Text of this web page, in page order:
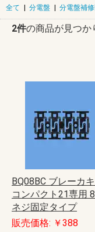
全て | 分電盤 | 分電盤補
2件の商品が見つか
BQ08BC ブレーカ
コンパクト21専用
ネジ固定タイプ
販売価格: ￥388